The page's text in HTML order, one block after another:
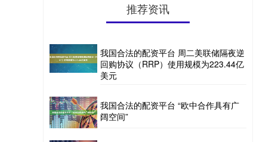
推荐资讯
我国合法的配资平台 周二美联储隔夜逆
回购协议（RRP）使用规模为223.44亿
美元
我国合法的配资平台 “欧中合作具有广
阔空间”